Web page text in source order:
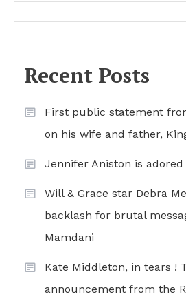
Recent Posts
First public statement
on his wife and father,
Jennifer Aniston is
Will & Grace star Debra
backlash for brutal
Mamdani
Kate Middleton, in tears !
announcement from the